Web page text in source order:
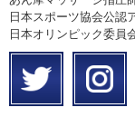
日本スポーツ協会公認
日本オリンピック委員